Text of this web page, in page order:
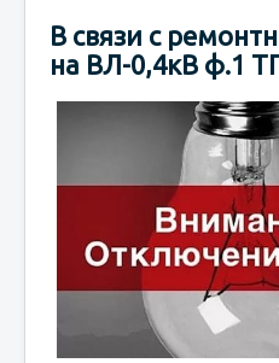
В связи с
на ВЛ-0,4кВ ф.1